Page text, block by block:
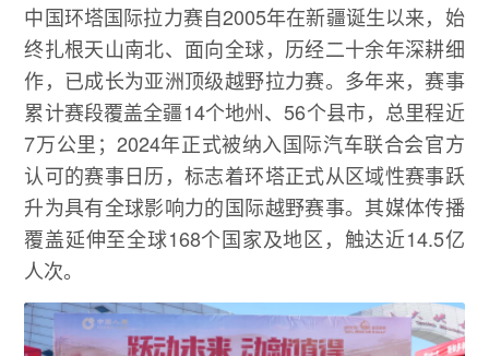
中国环塔国际拉力赛自2005年在新疆诞生以来，始
终扎根天山南北、面向全球，历经二十余年深耕细
作，已成长为亚洲顶级越野拉力赛。多年来，赛事
累计赛段覆盖全疆14个地州、56个县市，总里程近
7万公里；2024年正式被纳入国际汽车联合会官方
认可的赛事日历，标志着环塔正式从区域性赛事跃
升为具有全球影响力的国际越野赛事。其媒体传播
覆盖延伸至全球168个国家及地区，触达近14.5亿
人次。